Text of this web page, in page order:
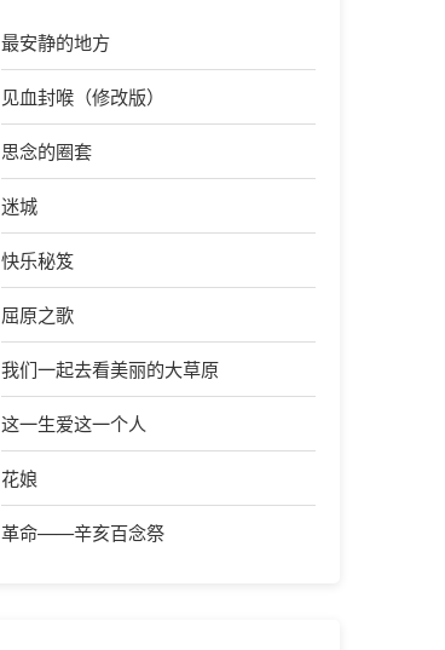
最安静的地方
见血封喉（修改版）
思念的圈套
迷城
快乐秘笈
屈原之歌
我们一起去看美丽的大草原
这一生爱这一个人
花娘
革命——辛亥百念祭